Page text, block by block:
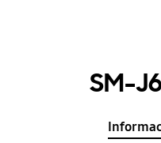
SM-